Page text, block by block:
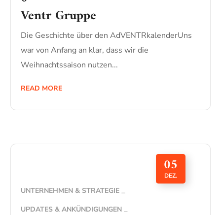
Ventr Gruppe
Die Geschichte über den AdVENTRkalenderUns
war von Anfang an klar, dass wir die
Weihnachtssaison nutzen...
READ MORE
05
DEZ.
UNTERNEHMEN & STRATEGIE
UPDATES & ANKÜNDIGUNGEN